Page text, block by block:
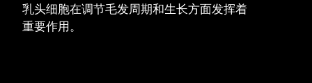
乳头细胞在调节毛发周期和生长方面发挥着
重要作用。
毛孔护理
中国香港特别行政区 预计送达日期